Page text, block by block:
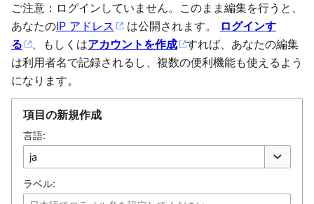
ご注意：ログインしていません。このまま編集を行うと、
あなたのIP アドレス は公開されます。
ログインす
る
、もしくはアカウントを作成
すれば、あなたの編集
は利用者名で記録されるし、複数の便利機能も使えるよう
になります。
項目の新規作成
言語:
ラベル: